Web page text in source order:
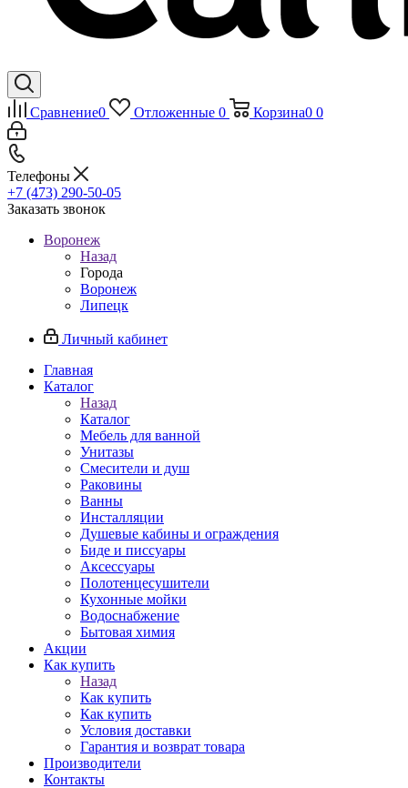
Сравнение0 Отложенные 0 Корзина0 0
Телефоны
+7 (473) 290-50-05
Заказать звонок
Воронеж
Назад
Города
Воронеж
Липецк
Личный кабинет
Главная
Каталог
Назад
Каталог
Мебель для ванной
Унитазы
Смесители и душ
Раковины
Ванны
Инсталляции
Душевые кабины и ограждения
Биде и писсуары
Аксессуары
Полотенцесушители
Кухонные мойки
Водоснабжение
Бытовая химия
Акции
Как купить
Назад
Как купить
Как купить
Условия доставки
Гарантия и возврат товара
Производители
Контакты